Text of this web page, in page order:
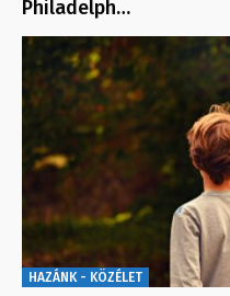
Philadelph…
HAZÁNK - KÖZÉLET